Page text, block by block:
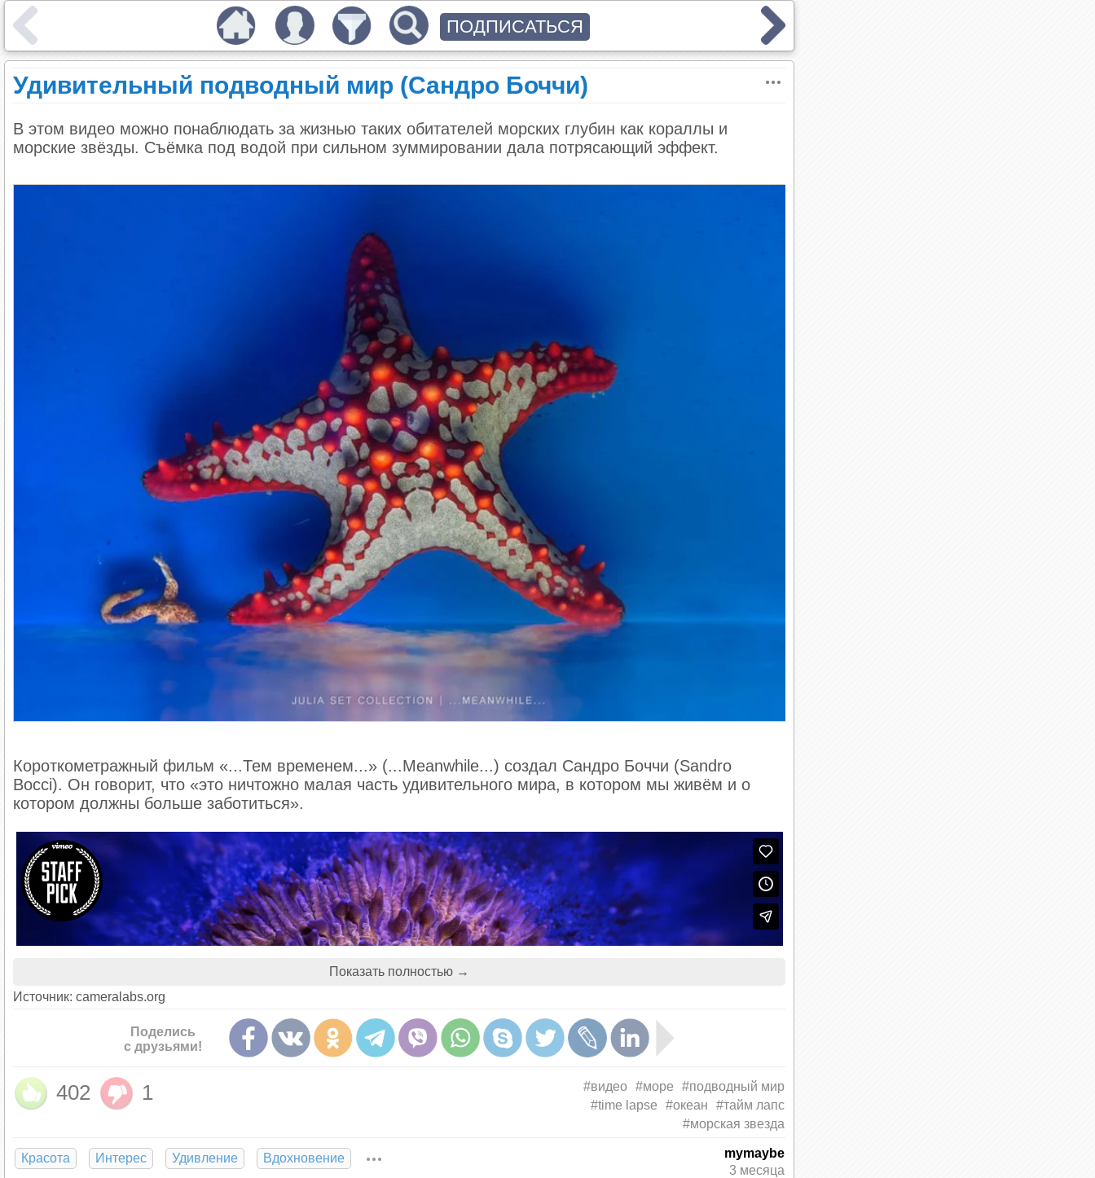
Удивительный подводный мир (Сандро Боччи)
В этом видео можно понаблюдать за жизнью таких обитателей морских глубин как кораллы и
морские звёзды. Съёмка под водой при сильном зуммировании дала потрясающий эффект.
Короткометражный фильм «...Тем временем...» (...Meanwhile...) создал Сандро Боччи (Sandro
Bocci). Он говорит, что «это ничтожно малая часть удивительного мира, в котором мы живём и о
котором должны больше заботиться».
Показать полностью →
Источник: cameralabs.org
Поделись
с друзьями!
402 1 #видео #море
#подводный мир
#time lapse
#океан
#тайм лапс
#морская звезда
Красота Интерес Удивление Вдохновение
mymaybe
3 месяца
ПОДПИСАТЬСЯ